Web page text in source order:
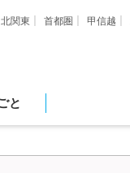
北関東 首都圏 甲信越
と